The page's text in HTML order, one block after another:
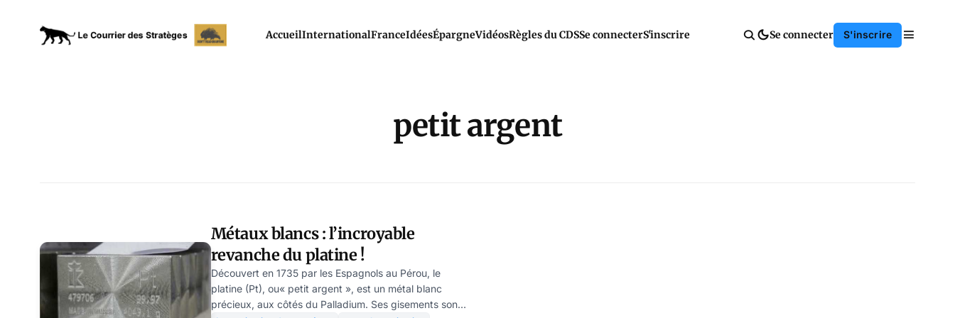
AccueilInternationalFranceIdéesÉpargneVidéosRègles du CDSSe connecterS'inscrire Se connecter S'inscrire
petit argent
Métaux blancs : l’incroyable
revanche du platine !
Découvert en 1735 par les Espagnols au Pérou, le
platine (Pt), ou« petit argent », est un métal blanc
précieux, aux côtés du Palladium. Ses gisements sont